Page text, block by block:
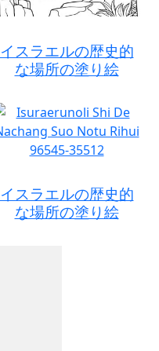
イスラエルの歴史的
な場所の塗り絵
イスラエルの歴史的
な場所の塗り絵